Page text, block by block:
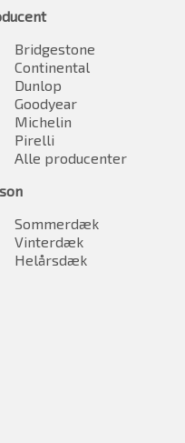
Bridgestone
Continental
Dunlop
Goodyear
Michelin
Pirelli
Alle producenter
Sommerdæk
Vinterdæk
Helårsdæk